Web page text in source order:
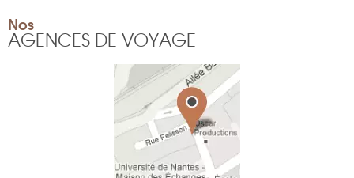
Nos
AGENCES DE VOYAGE